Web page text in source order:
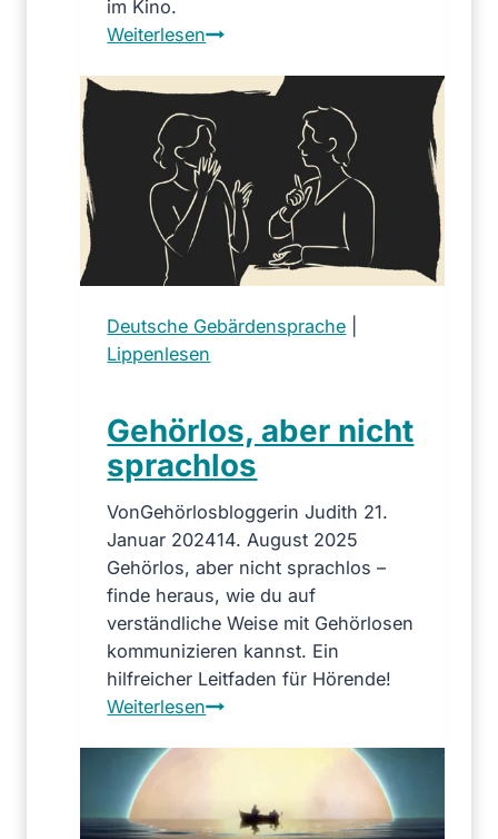
r
n
a
c
h
t
“
im Kino.
WeiterlesenS
R
D
A
–
D
K
a
n
d
e
r
W
e
l
t
:
F
i
l
Deutsche Gebärdensprache
Lippenlesen
Gehörlos, aber nicht
sprachlos
VonGehörlosbloggerin Judith 21.
Januar 202414. August 2025
Gehörlos, aber nicht sprachlos –
finde heraus, wie du auf
verständliche Weise mit Gehörlosen
kommunizieren kannst. Ein
hilfreicher Leitfaden für Hörende!
WeiterlesenG
r